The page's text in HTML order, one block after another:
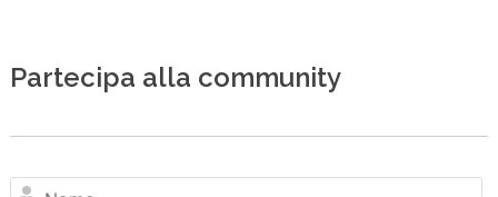
Partecipa alla community